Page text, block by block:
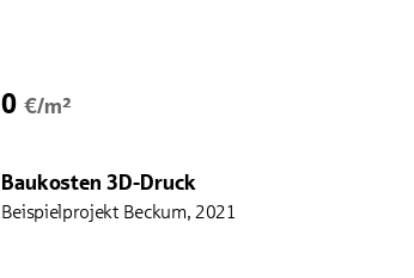
0 €/m²
Baukosten 3D-Druck
Beispielprojekt Beckum, 2021